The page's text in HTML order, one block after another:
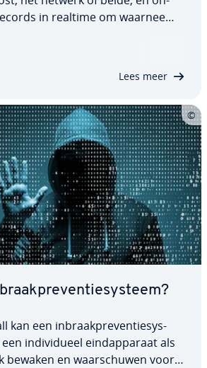
in realtime om waar­neem­
Lees meer
kan een in­braak­pre­ven­tie­sys­
een in­di­vi­du­eel eind­ap­pa­raat als
bewaken en waar­schu­wen voor